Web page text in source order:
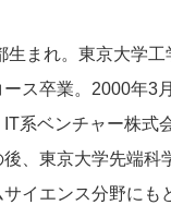
生まれ。東京大学工
ス卒業。2000年3
系ベンチャー株式
後、東京大学先端科
サイエンス分野にも